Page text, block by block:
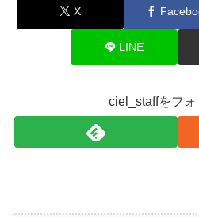
X
LINE
ciel_staffをフォ